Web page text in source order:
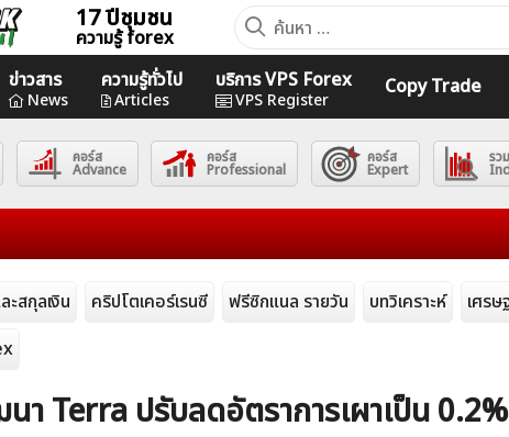
17 ปีชุมชน
ความรู้ forex
ค้นหา
สำหรับ:
ข่าวสาร
News
ความรู้ทั่วไป
Articles
บริการ VPS Forex
VPS Register
Copy Trade
คอร์ส
Advance
คอร์ส
Professional
คอร์ส
Expert
รว
ะสกุลเงิน คริปโตเคอร์เรนซี ฟรีซิกแนล รายวัน บทวิเคราะห์ เศรษ
า Terra ปรับลดอัตราการเผาเป็น